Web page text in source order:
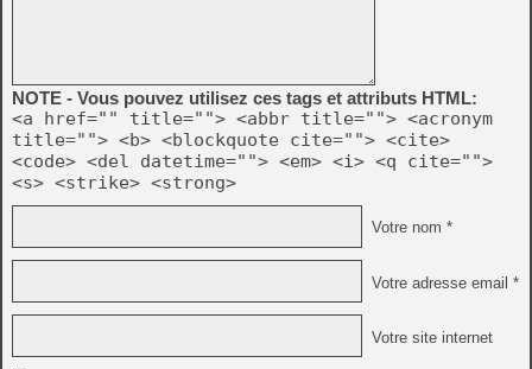
NOTE - Vous pouvez utilisez ces tags et attributs HTML:
<a href="" title=""> <abbr title=""> <acronym
title=""> <b> <blockquote cite=""> <cite>
<code> <del datetime=""> <em> <i> <q cite="">
<s> <strike> <strong>
Votre nom *
Votre adresse email *
Votre site internet